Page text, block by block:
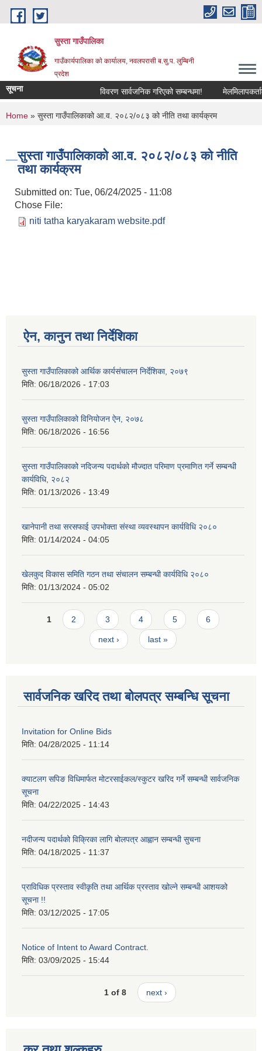
Skip to main content
सुस्ता गाउँपालिका
गाउँकार्यपालिका काे कार्यालय, नवलपरासी ब.सु.प. लुम्बिनी
प्रदेश
सूचना विवरण सार्वजनिक गरिएको सम्बन्धमा!
You are here
Home » सुस्ता गाउँपालिकाको आ.व. २०८२/०८३ को नीति तथा कार्यक्रम
सुस्ता गाउँपालिकाको आ.व. २०८२/०८३ को नीति
तथा कार्यक्रम
Submitted on: Tue, 06/24/2025 - 11:08
Chose File:
niti tatha karyakaram website.pdf
ऐन, कानुन तथा निर्देशिका
सुस्ता गाउँपालिकाको आर्थिक कार्यसंचालन निर्देशिका, २०७९
मिति: 06/18/2026 - 17:03
सुस्ता गाउँपालिकाको विनियोजन ऐन, २०७८
मिति: 06/18/2026 - 16:56
सुस्ता गाउँपालिकाको नदिजन्य पदार्थको मौज्दात परिमाण प्रमाणित गर्ने सम्बन्धी
कार्यविधि, २०८२
मिति: 01/13/2026 - 13:49
खानेपानी तथा सरसफाई उपभोक्ता संस्था व्यवस्थापन कार्यविधि २०८०
मिति: 01/14/2024 - 04:05
खेलकुद विकास समिति गठन तथा संचालन सम्बन्धी कार्यविधि २०८०
मिति: 01/13/2024 - 05:02
Pages
1 2 3 4 5 6
next › last »
सार्वजनिक खरिद तथा बोलपत्र सम्बन्धि सूचना
Invitation for Online Bids
मिति: 04/28/2025 - 11:14
क्याटलग सपिङ विधिमार्फत मोटरसाईकल/स्कुटर खरिद गर्ने सम्बन्धी सार्वजनिक
सूचना
मिति: 04/22/2025 - 14:43
नदीजन्य पदार्थको विक्रिका लागि बोलपत्र आह्वान सम्बन्धी सुचना
मिति: 04/18/2025 - 11:37
प्राविधिक प्रस्ताव स्वीकृति तथा आर्थिक प्रस्ताव खोल्ने सम्बन्धी आशयको
सूचना !!
मिति: 03/12/2025 - 17:05
Notice of Intent to Award Contract.
मिति: 03/09/2025 - 15:44
1 of 8 next ›